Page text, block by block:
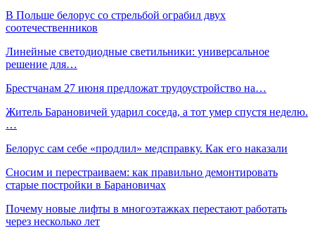
В Польше белорус со стрельбой ограбил двух
соотечественников
Линейные светодиодные светильники: универсальное
решение для…
Брестчанам 27 июня предложат трудоустройство на…
Житель Барановичей ударил соседа, а тот умер спустя неделю.
…
Белорус сам себе «продлил» медсправку. Как его наказали
Сносим и перестраиваем: как правильно демонтировать
старые постройки в Барановичах
Почему новые лифты в многоэтажках перестают работать
через несколько лет